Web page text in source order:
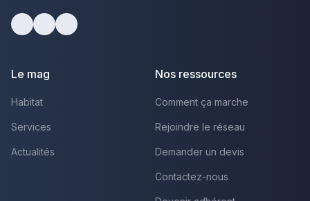
Le mag
Habitat
Services
Actualités
Nos ressources
Comment ça marche
Rejoindre le réseau
Demander un devis
Contactez-nous